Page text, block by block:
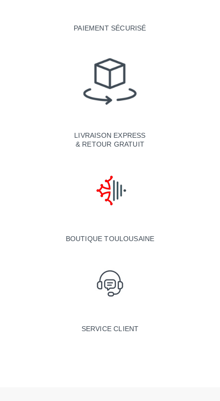
PAIEMENT SÉCURISÉ
LIVRAISON EXPRESS
& RETOUR GRATUIT
BOUTIQUE TOULOUSAINE
SERVICE CLIENT